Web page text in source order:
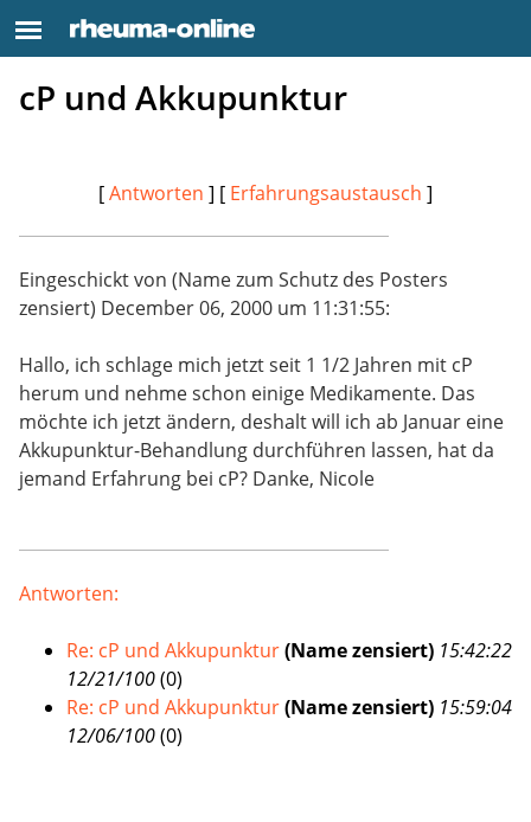
cP und Akkupunktur
[Antworten ] [ Erfahrungsaustausch ]
Eingeschickt von (Name zum Schutz des Posters
zensiert) December 06, 2000 um 11:31:55:
Hallo, ich schlage mich jetzt seit 1 1/2 Jahren mit cP
herum und nehme schon einige Medikamente. Das
möchte ich jetzt ändern, deshalt will ich ab Januar eine
Akkupunktur-Behandlung durchführen lassen, hat da
jemand Erfahrung bei cP? Danke, Nicole
Antworten:
Re: cP und Akkupunktur(Name zensiert) 15:42:22
12/21/100(0)
Re: cP und Akkupunktur(Name zensiert) 15:59:04
12/06/100(0)